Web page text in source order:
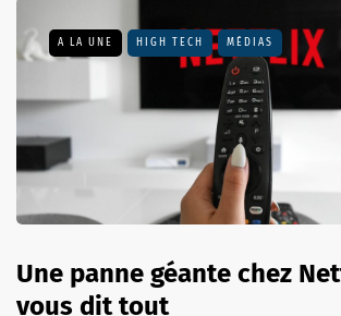
A LA UNE HIGH TECH MÉDIAS
Une panne géante chez
vous dit tout